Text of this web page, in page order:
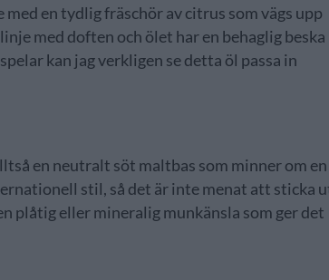
en tydlig fräschör av citrus som vägs upp
med doften och ölet har en behaglig beska
kan jag verkligen se detta öl passa in
en neutralt söt maltbas som minner om en
stil, så det är inte menat att sticka
plåtig eller mineralig munkänsla som ger det